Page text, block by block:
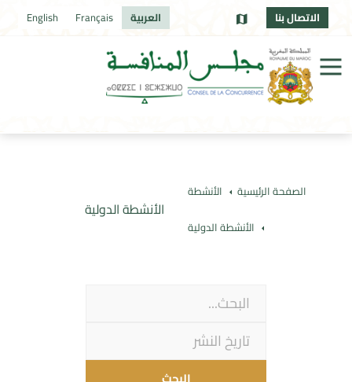
الاتصال بنا العربية Français
English
الأنشطة الدولية
الصفحة الرئيسية
الأنشطة
الأنشطة الدولية